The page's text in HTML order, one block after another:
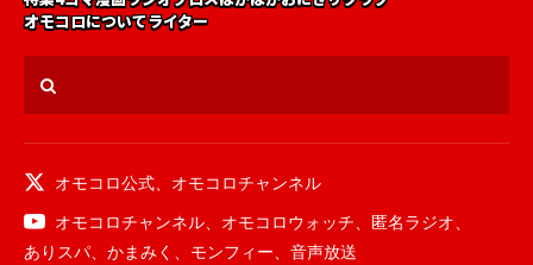
オモコロについてライター
オモコロ公式
オモコロチャンネル
オモコロチャンネル
オモコロウォッチ 匿名ラジオ
ありスパ
かまみく モンフィー
音声放送